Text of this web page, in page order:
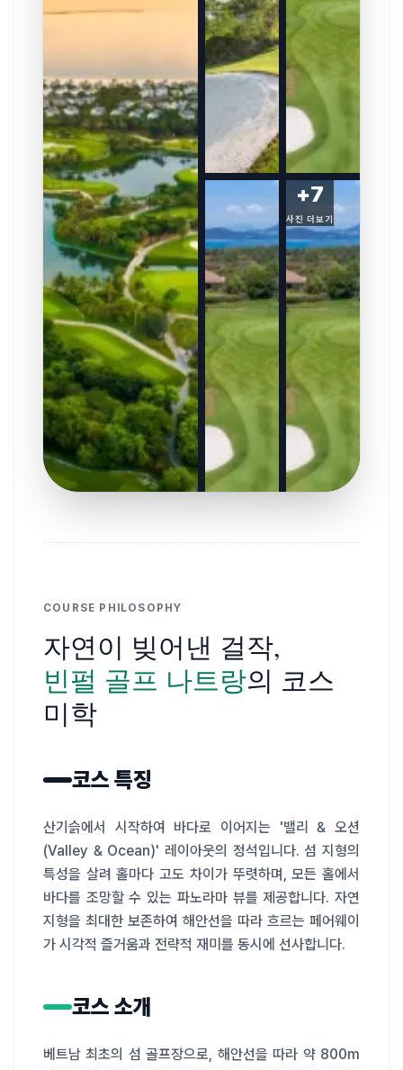
+7
사진 더보기
COURSE PHILOSOPHY
자연이 빚어낸 걸작,
빈펄 골프 나트랑의 코스
미학
코스 특징
산기슭에서 시작하여 바다로 이어지는 '밸리 & 오션
(Valley & Ocean)' 레이아웃의 정석입니다. 섬 지형의
특성을 살려 홀마다 고도 차이가 뚜렷하며, 모든 홀에서
바다를 조망할 수 있는 파노라마 뷰를 제공합니다. 자연
지형을 최대한 보존하여 해안선을 따라 흐르는 페어웨이
가 시각적 즐거움과 전략적 재미를 동시에 선사합니다.
코스 소개
베트남 최초의 섬 골프장으로, 해안선을 따라 약 800m